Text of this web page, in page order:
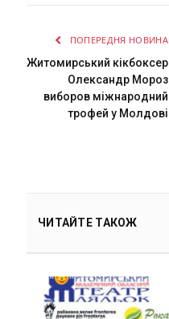
ПОПЕРЕДНЯ НОВИНА
Житомирський кікбоксер
Олександр Мороз
виборов міжнародний
трофей у Молдові
ЧИТАЙТЕ ТАКОЖ